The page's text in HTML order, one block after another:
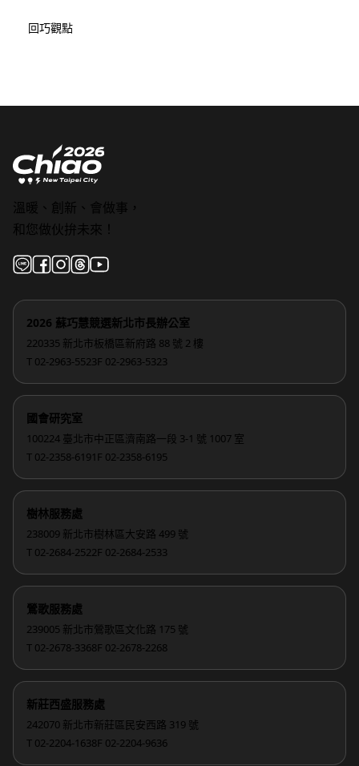
回巧觀點
溫暖、創新、會做事，
和您做伙拚未來！
2026 蘇巧慧競選新北市長辦公室
220335 新北市板橋區新府路 88 號 2 樓
T 02-2963-5523F 02-2963-5323
國會研究室
100224 臺北市中正區濟南路一段 3-1 號 1007 室
T 02-2358-6191 F 02-2358-6195
樹林服務處
238009 新北市樹林區大安路 499 號
T 02-2684-2522F 02-2684-2533
鶯歌服務處
239005 新北市鶯歌區文化路 175 號
T 02-2678-3368F 02-2678-2268
新莊西盛服務處
242070 新北市新莊區民安西路 319 號
T 02-2204-1638F 02-2204-9636